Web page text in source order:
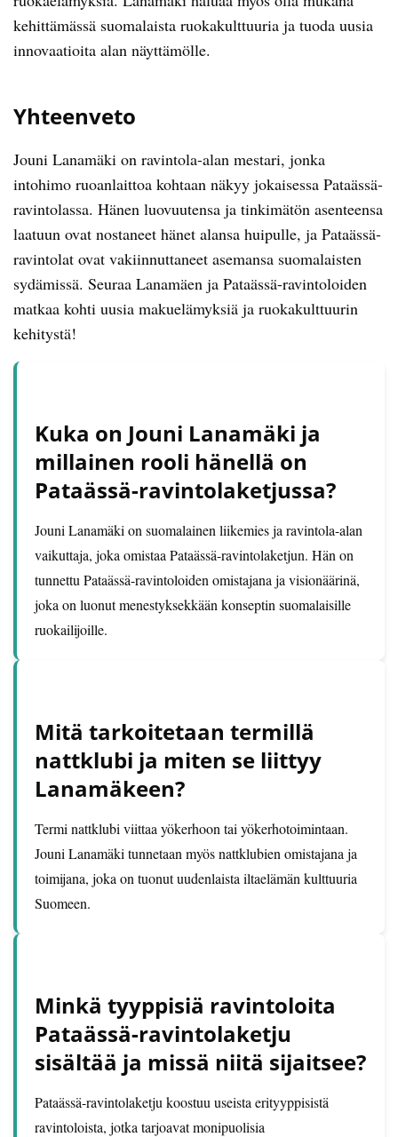
kehittämässä suomalaista ruokakulttuuria ja tuoda uusia
innovaatioita alan näyttämölle.
Yhteenveto
Jouni Lanamäki on ravintola-alan mestari, jonka
intohimo ruoanlaittoa kohtaan näkyy jokaisessa Pataässä-
ravintolassa. Hänen luovuutensa ja tinkimätön asenteensa
laatuun ovat nostaneet hänet alansa huipulle, ja Pataässä-
ravintolat ovat vakiinnuttaneet asemansa suomalaisten
sydämissä. Seuraa Lanamäen ja Pataässä-ravintoloiden
matkaa kohti uusia makuelämyksiä ja ruokakulttuurin
kehitystä!
Kuka on Jouni Lanamäki ja
millainen rooli hänellä on
Pataässä-ravintolaketjussa?
Jouni Lanamäki on suomalainen liikemies ja ravintola-alan
vaikuttaja, joka omistaa Pataässä-ravintolaketjun. Hän on
tunnettu Pataässä-ravintoloiden omistajana ja visionäärinä,
joka on luonut menestyksekkään konseptin suomalaisille
ruokailijoille.
Mitä tarkoitetaan termillä
nattklubi ja miten se liittyy
Lanamäkeen?
Termi nattklubi viittaa yökerhoon tai yökerhotoimintaan.
Jouni Lanamäki tunnetaan myös nattklubien omistajana ja
toimijana, joka on tuonut uudenlaista iltaelämän kulttuuria
Suomeen.
Minkä tyyppisiä ravintoloita
Pataässä-ravintolaketju
sisältää ja missä niitä sijaitsee?
Pataässä-ravintolaketju koostuu useista erityyppisistä
ravintoloista, jotka tarjoavat monipuolisia